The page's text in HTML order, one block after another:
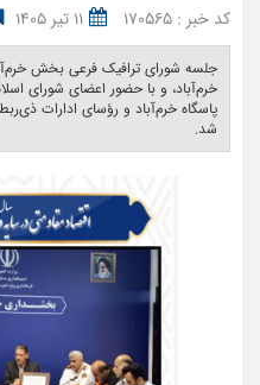
کد خبر : 170565 11 تیر 1405
جلسه شورای ترافیک فرعی بخش
خرم‌آباد، و با حضور اعضای شورای
پاسگاه خرم‌آباد و رؤسای ادارات
شد. ‎